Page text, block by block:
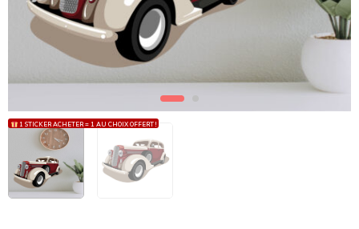
1 STICKER ACHETER = 1 AU CHOIX OFFERT !